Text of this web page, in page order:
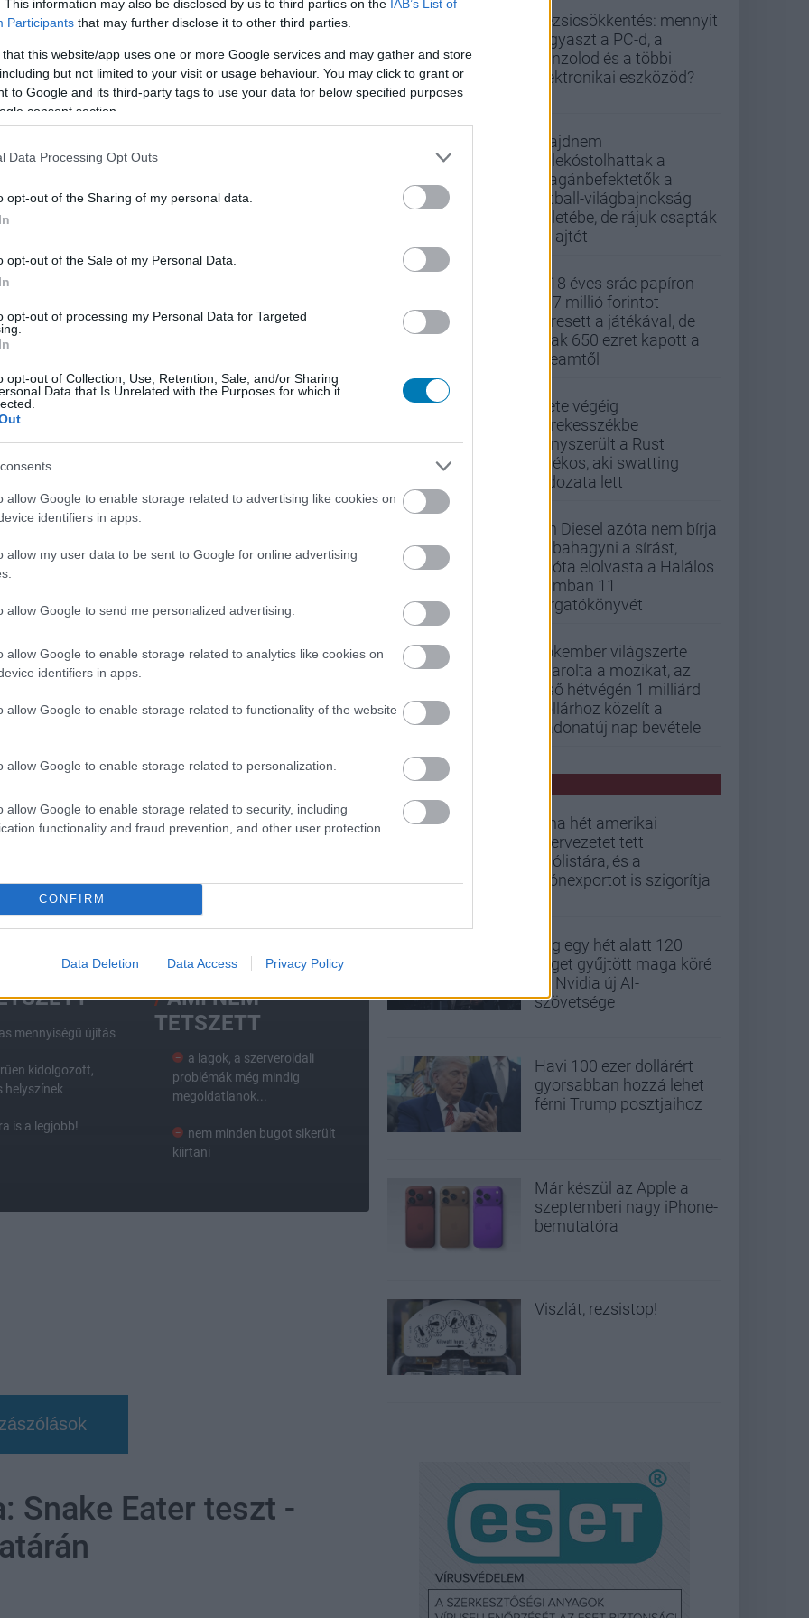
This information may also be disclosed by us to third parties on the IAB’s List of
Participants that may further disclose it to other third parties.
that this website/app uses one or more Google services and may gather and store
but not limited to your visit or usage behaviour. You may click to grant or
to Google and its third-party tags to use your data for below specified purposes
consent section.
Data Processing Opt Outs
opt-out of the Sharing of my personal data.
opt-out of the Sale of my Personal Data.
opt-out of processing my Personal Data for Targeted
opt-out of Collection, Use, Retention, Sale, and/or Sharing
Data that Is Unrelated with the Purposes for which it
allow Google to enable storage related to advertising like cookies on
identifiers in apps.
allow my user data to be sent to Google for online advertising
allow Google to send me personalized advertising.
allow Google to enable storage related to analytics like cookies on
identifiers in apps.
allow Google to enable storage related to functionality of the website
allow Google to enable storage related to personalization.
allow Google to enable storage related to security, including
functionality and fraud prevention, and other user protection.
CONFIRM
Data Deletion Data Access Privacy Policy
5 hajtotta klienst is ígértek már. Talán ezért, talán
egy jogi eljárást a Turtle WoW üzemeltetői ellen.
2:25-cv-08914-es számonés nagyrészt szerzői jog
épít. Az irat szerint a Turtle üzemeltetői felépítettek
felháborító megsértésére".
profit-szerzési trükköket és sok egyéb
hivatalos szolgáltatásának emulálásából
amire a Turtle WoW tulajdonosai
szembe kihívásokkal, és minden alkalommal
maradunk a Turtle WoW élménye
Meglátjuk, hogy az ellenállás meddig tud
jön szembe GSO-n vagy a social médiában.
a legjobbakat,
iratkozz fel hírlevelünkre!
és azt elfogadom.
hangulata – Jön a második forduló! (X)
#microsoft #per
mennyiségű újítás
kidolgozott,
helyszínek
is a legjobb!
AMI NEM
TETSZETT
a lagok, a szerveroldali
problémák még mindig
megoldatlanok...
nem minden bugot sikerült
kiirtani
Snake Eater teszt -
Rezsicsökkentés: mennyit
fogyaszt a PC-d, a
konzolod és a többi
elektronikai eszközöd?
Majdnem
belekóstolhattak a
magánbefektetők a
futball-világbajnokság
üzletébe, de rájuk csapták
az ajtót
A 18 éves srác papíron
437 millió forintot
keresett a játékával, de
csak 650 ezret kapott a
Steamtől
Élete végéig
kerekesszékbe
kényszerült a Rust
játékos, aki swatting
áldozata lett
Vin Diesel azóta nem bírja
abbahagyni a sírást,
mióta elolvasta a Halálos
iramban 11
forgatókönyvét
Pókember világszerte
letarolta a mozikat, az
első hétvégén 1 milliárd
dollárhoz közelít a
Vadonatúj nap bevétele
PCW HÍREK
Kína hét amerikai
szervezetet tett
tiltólistára, és a
drónexportot is szigorítja
Alig egy hét alatt 120
céget gyűjtött maga köré
az Nvidia új AI-
szövetsége
Havi 100 ezer dollárért
gyorsabban hozzá lehet
férni Trump posztjaihoz
Már készül az Apple a
szeptemberi nagy iPhone-
bemutatóra
Viszlát, rezsistop!